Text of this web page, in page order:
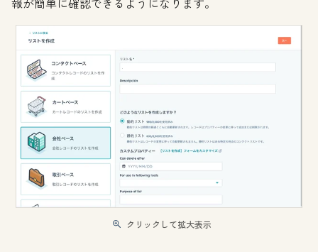
クリックして拡大表示